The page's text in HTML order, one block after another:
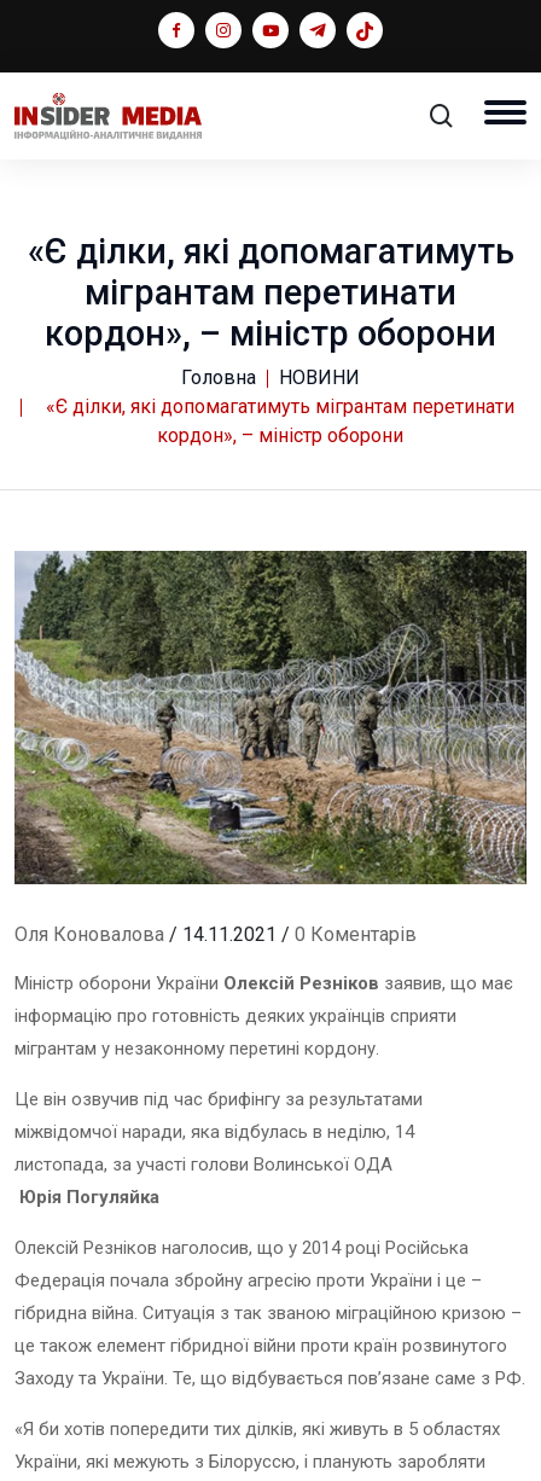
«Є ділки, які допомагатимуть
мігрантам перетинати
кордон», – міністр оборони
Головна
НОВИНИ
«Є ділки, які допомагатимуть мігрантам перетинати
кордон», – міністр оборони
Оля Коновалова / 14.11.2021 / 0 Коментарів
Міністр оборони України Олексій Резніков заявив, що має
інформацію про готовність деяких українців сприяти
мігрантам у незаконному перетині кордону.
Це він озвучив під час брифінгу за результатами
міжвідомчої наради, яка відбулась в неділю, 14
листопада, за участі голови Волинської ОДА
Юрія Погуляйка
Олексій Резніков наголосив, що у 2014 році Російська
Федерація почала збройну агресію проти України і це –
гібридна війна. Ситуація з так званою міграційною кризою –
це також елемент гібридної війни проти країн розвинутого
Заходу та України. Те, що відбувається пов’язане саме з РФ.
«Я би хотів попередити тих ділків, які живуть в 5 областях
України, які межують з Білоруссю, і планують заробляти